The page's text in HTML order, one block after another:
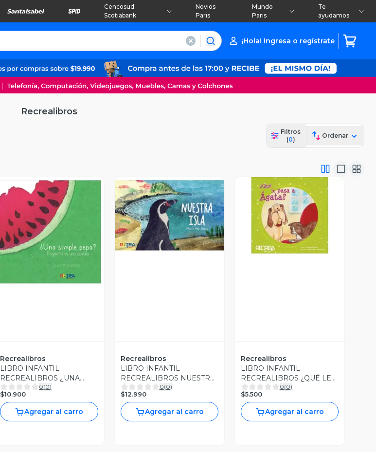
Cencosud
Scotiabank
Novios
Paris
Mundo
Paris
Te
ayudamos
¡Hola! Ingresa o regístrate
Recrealibros
Filtros
(0)
Ordenar
Vista Previa
Recrealibros
LIBRO INFANTIL
RECREALIBROS ¿UNA
SIMPLE PEPA?
0(0)
$10.900
Agregar al carro
Vista Previa
Recrealibros
LIBRO INFANTIL
RECREALIBROS NUESTRA
ISLA
0(0)
$12.990
Agregar al carro
Vista Previa
Recrealibros
LIBRO INFANTIL
RECREALIBROS ¿QUÉ LE
PASA A ÁGATA?
0(0)
$5.500
Agregar al carro